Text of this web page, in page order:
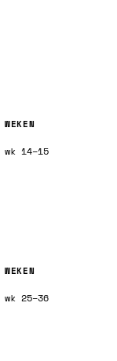
WEKEN
wk 14–15
WEKEN
wk 25–36